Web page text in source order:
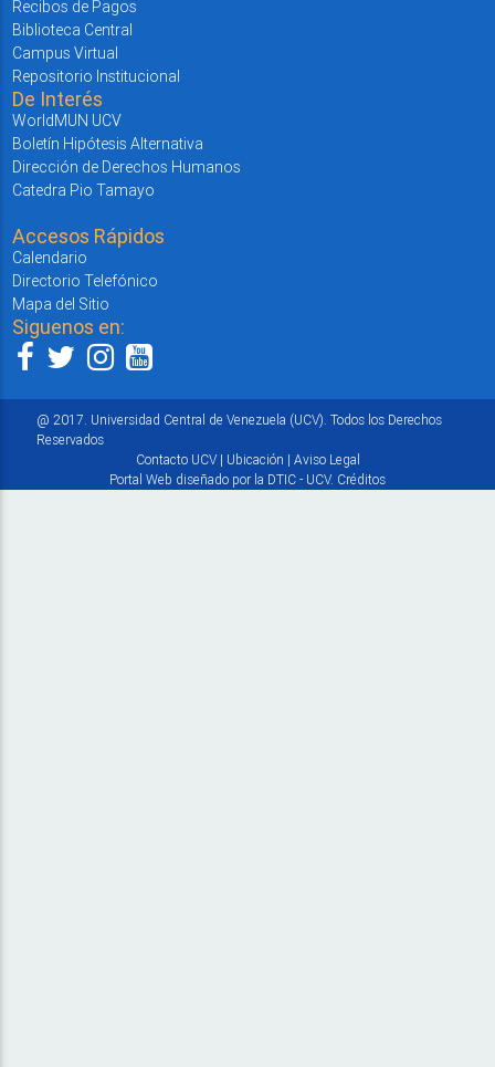
Recibos de Pagos
Biblioteca Central
Campus Virtual
Repositorio Institucional
De Interés
WorldMUN UCV
Boletín Hipótesis Alternativa
Dirección de Derechos Humanos
Catedra Pio Tamayo
Accesos Rápidos
Calendario
Directorio Telefónico
Mapa del Sitio
Siguenos en:
@ 2017. Universidad Central de Venezuela (UCV). Todos los Derechos
Reservados
Contacto UCV| Ubicación | Aviso Legal
Portal Web diseñado por la DTIC - UCV. Créditos